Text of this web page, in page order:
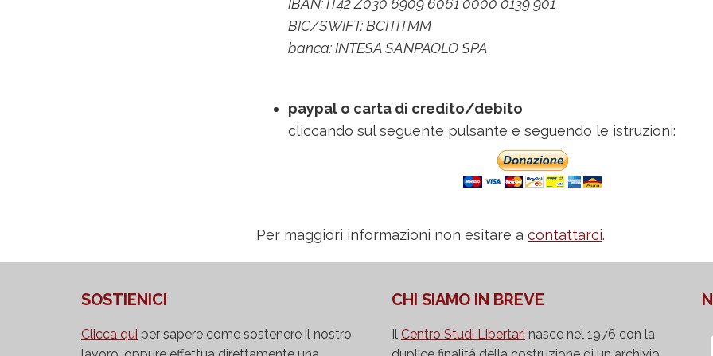
IBAN: IT42 Z030 6909 6061 0000 0139 901
BIC/SWIFT: BCITITMM
banca: INTESA SANPAOLO SPA
paypal o carta di credito/debito
cliccando sul seguente pulsante e seguendo le istruzioni:
Per maggiori informazioni non esitare a contattarci.
SOSTIENICI
Clicca qui per sapere come sostenere il nostro
CHI SIAMO IN BREVE
Il Centro Studi Libertari nasce nel 1976 con la